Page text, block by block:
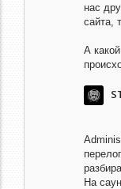
нас
сайта,
А
На